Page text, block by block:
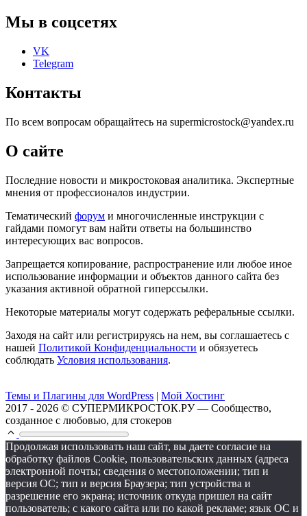
Мы в соцсетях
VK
Telegram
Контакты
По всем вопросам обращайтесь на supermicrostock@yandex.ru
О сайте
Последние новости и микростоковая аналитика. Экспертные
мнения от профессионалов индустрии.
Тематический форум и многочисленные инструкции с
гайдами помогут вам найти ответы на большинство
интересующих вас вопросов.
Запрещается копирование, распространение или любое иное
использование информации и объектов данного сайта без
указания активной обратной гиперссылки.
Некоторые материалы могут содержать реферальные ссылки.
Заходя на сайт или регистрируясь на нем, вы соглашаетесь с
нашей Политикой Конфиденциальности и обязуетесь
соблюдать Условия использования.
Темы и Плагины для WordPress | Мой Хостинг
2017 - 2026 © СУПЕРМИКРОСТОК.РУ — Сообщество,
созданное с любовью, для стокеров
Продолжая использовать наш сайт, вы даете согласие на
обработку файлов Cookie, пользовательских данных (адреса
электронной почты; сведения о местоположении; тип и
версия ОС; тип и версия Браузера; тип устройства и
разрешение его экрана; источник откуда пришел на сайт
пользователь; с какого сайта или по какой рекламе; язык ОС и